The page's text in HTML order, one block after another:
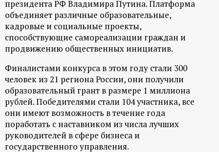
р
т
а
л
президента РФ Владимира Путина. Платформа
объединяет различные образовательные,
кадровые и социальные проекты,
способствующие самореализации граждан и
продвижению общественных инициатив.
Финалистами конкурса в этом году стали 300
человек из 21 региона России, они получили
образовательный грант в размере 1 миллиона
рублей. Победителями стали 104 участника, все
они имеют возможность в течение года
поработать с наставником из числа лучших
руководителей в сфере бизнеса и
государственного управления.